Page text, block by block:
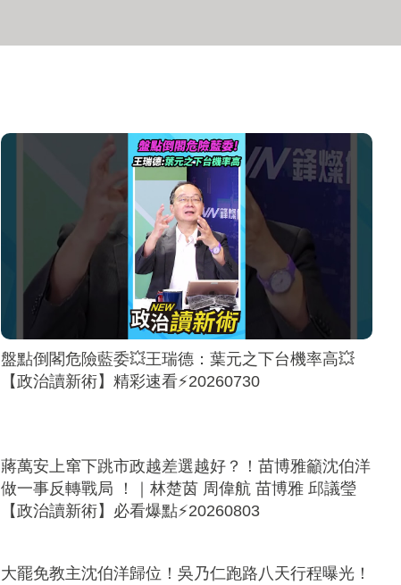
盤點倒閣危險藍委💥王瑞德：葉元之下台機率高💥
【政治讀新術】精彩速看⚡20260730
蔣萬安上窜下跳市政越差選越好？！苗博雅籲沈伯洋
做一事反轉戰局 ！｜林楚茵 周偉航 苗博雅 邱議瑩
【政治讀新術】必看爆點⚡20260803
大罷免教主沈伯洋歸位！吳乃仁跑路八天行程曝光！